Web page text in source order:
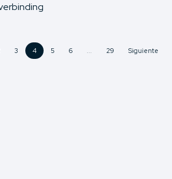
3 4 5 6 ... 29 Siguiente